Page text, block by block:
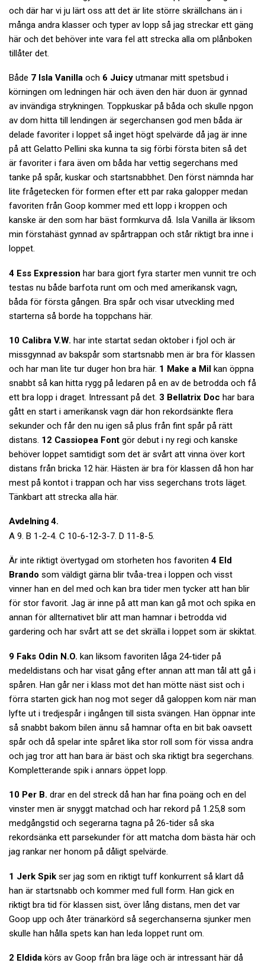
och där har vi ju lärt oss att det är lite större skrällchans än i
många andra klasser och typer av lopp så jag streckar ett gäng
här och det behöver inte vara fel att strecka alla om plånboken
tillåter det.
Både 7 Isla Vanilla och 6 Juicy utmanar mitt spetsbud i
körningen om ledningen här och även den här duon är gynnad
av invändiga strykningen. Toppkuskar på båda och skulle npgon
av dom hitta till lendingen är segerchansen god men båda är
delade favoriter i loppet så inget högt spelvärde då jag är inne
på att Gelatto Pellini ska kunna ta sig förbi första biten så det
är favoriter i fara även om båda har vettig segerchans med
tanke på spår, kuskar och startsnabbhet. Den först nämnda har
lite frågetecken för formen efter ett par raka galopper medan
favoriten från Goop kommer med ett lopp i kroppen och
kanske är den som har bäst formkurva då. Isla Vanilla är liksom
min förstahäst gynnad av spårtrappan och står riktigt bra inne i
loppet.
4 Ess Expression har bara gjort fyra starter men vunnit tre och
testas nu både barfota runt om och med amerikansk vagn,
båda för första gången. Bra spår och visar utveckling med
starterna så borde ha toppchans här.
10 Calibra V.W. har inte startat sedan oktober i fjol och är
missgynnad av bakspår som startsnabb men är bra för klassen
och har man lite tur duger hon bra här. 1 Make a Mil kan öppna
snabbt så kan hitta rygg på ledaren på en av de betrodda och få
ett bra lopp i draget. Intressant på det. 3 Bellatrix Doc har bara
gått en start i amerikansk vagn där hon rekordsänkte flera
sekunder och får den nu igen så plus från fint spår på rätt
distans. 12 Cassiopea Font gör debut i ny regi och kanske
behöver loppet samtidigt som det är svårt att vinna över kort
distans från bricka 12 här. Hästen är bra för klassen då hon har
mest på kontot i trappan och har viss segerchans trots läget.
Tänkbart att strecka alla här.
Avdelning 4.
A 9. B 1-2-4. C 10-6-12-3-7. D 11-8-5.
Är inte riktigt övertygad om storheten hos favoriten 4 Eld
Brando som väldigt gärna blir tvåa-trea i loppen och visst
vinner han en del med och kan bra tider men tycker att han blir
för stor favorit. Jag är inne på att man kan gå mot och spika en
annan för allternativet blir att man hamnar i betrodda vid
gardering och har svårt att se det skrälla i loppet som är skiktat.
9 Faks Odin N.O. kan liksom favoriten låga 24-tider på
medeldistans och har visat gång efter annan att man tål att gå i
spåren. Han går ner i klass mot det han mötte näst sist och i
förra starten gick han nog mot seger då galoppen kom när man
lyfte ut i tredjespår i ingången till sista svängen. Han öppnar inte
så snabbt bakom bilen ännu så hamnar ofta en bit bak oavsett
spår och då spelar inte spåret lika stor roll som för vissa andra
och jag tror att han bara är bäst och ska riktigt bra segerchans.
Kompletterande spik i annars öppet lopp.
10 Per B. drar en del streck då han har fina poäng och en del
vinster men är snyggt matchad och har rekord på 1.25,8 som
medgångstid och segerarna tagna på 26-tider så ska
rekordsänka ett parsekunder för att matcha dom bästa här och
jag rankar ner honom på dåligt spelvärde.
1 Jerk Spik ser jag som en riktigt tuff konkurrent så klart då
han är startsnabb och kommer med full form. Han gick en
riktigt bra tid för klassen sist, över lång distans, men det var
Goop upp och åter tränarkörd så segerchanserna sjunker men
skulle han hålla spets kan han leda loppet runt om.
2 Eldida körs av Goop från bra läge och är intressant här då